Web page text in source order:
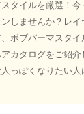
タイルを厳選！
しませんか？レ
ボブパーマスタ
カタログをご紹
っぽくなりたい人